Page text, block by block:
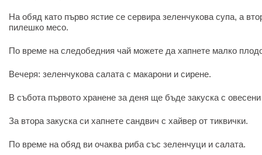
На обяд като първо ястие се сервира зеленчукова супа, а
пилешко месо.
По време на следобедния чай можете да хапнете малко
Вечеря: зеленчукова салата с макарони и сирене.
В събота първото хранене за деня ще бъде закуска с
За втора закуска си хапнете сандвич с хайвер от тиквички.
По време на обяд ви очаква риба със зеленчуци и салата.